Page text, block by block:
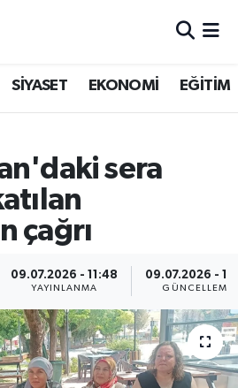
SİYASET EKONOMİ EĞİTİM
sera
çağrı
09.07.2026 - 11:48
YAYINLANMA
09.07.2026 -
GÜNCELLEME
ve Fikstür